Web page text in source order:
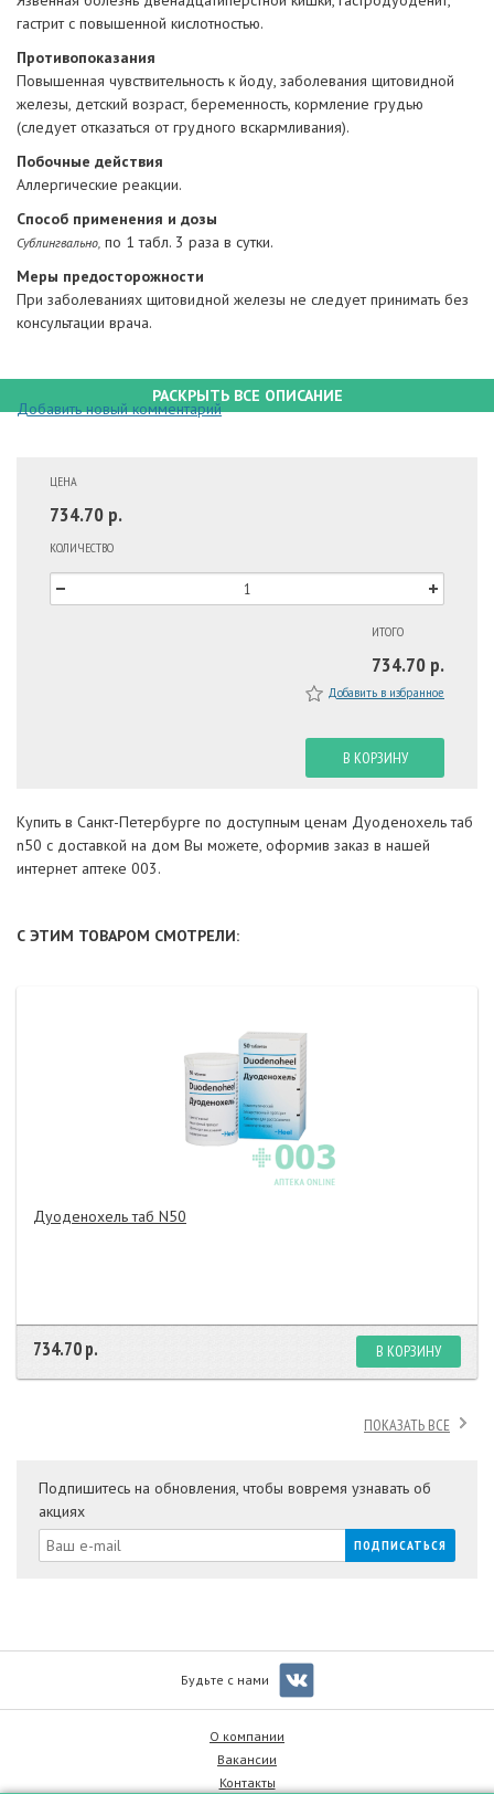
гастрит с повышенной кислотностью.
Противопоказания
Повышенная чувствительность к йоду, заболевания щитовидной
железы, детский возраст, беременность, кормление грудью
(следует отказаться от грудного вскармливания).
Побочные действия
Аллергические реакции.
Способ применения и дозы
Сублингвально, по 1 табл. 3 раза в сутки.
Меры предосторожности
При заболеваниях щитовидной железы не следует принимать без
консультации врача.
РАСКРЫТЬ ВСЕ ОПИСАНИЕ
Добавить новый комментарий
ЦЕНА
734.70 р.
КОЛИЧЕСТВО
ИТОГО
734.70 р.
Добавить в избранное
В КОРЗИНУ
Купить в Санкт-Петербурге по доступным ценам Дуоденохель таб
n50 с доставкой на дом Вы можете, оформив заказ в нашей
интернет аптеке 003.
С ЭТИМ ТОВАРОМ СМОТРЕЛИ:
Дуоденохель таб N50
734.70 р. В КОРЗИНУ
ПОКАЗАТЬ ВСЕ
Подпишитесь на обновления, чтобы вовремя узнавать об
акциях
Будьте с нами
О компании
Вакансии
Контакты